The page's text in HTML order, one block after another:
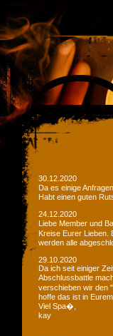
30.12.2020
Da es einige
Habt einen guten
24.12.2020
Liebe Member und
Kreise Eurer Lieben.
werden alle
29.10.2020
Da ich seit einiger
Abschlussbattle
verschieben wir den
hoffe das ist in
Viel Spa�,
kay